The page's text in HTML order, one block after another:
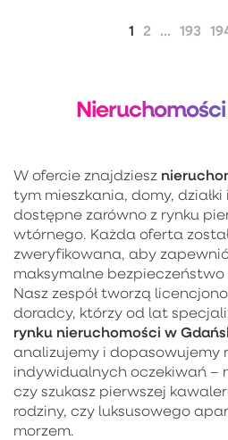
1 2 ... 193
W ofercie znajdziesz
tym mieszkania, domy,
dostępne zarówno z rynku
wtórnego. Każda oferta
zweryfikowana, aby
maksymalne bezpieczeństwo
Nasz zespół tworzą
doradcy, którzy od lat
rynku nieruchomości w
analizujemy i dopasowujemy
indywidualnych oczekiwań –
czy szukasz pierwszej
rodziny, czy luksusowego
morzem.